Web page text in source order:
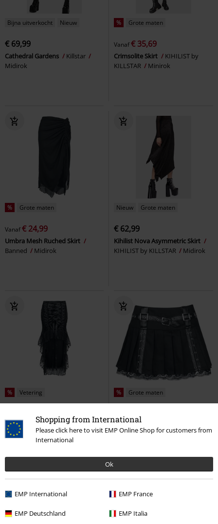
Shopping from International
Please click here to visit EMP Online Shop for customers from
International
Ok
EMP International EMP France
EMP Deutschland EMP Italia
Bijna uitverkocht Nieuw
€ 69,99
Cathedral Gardens
Killstar
Midirok
% Grote maten
Vanaf€ 35,69
Crimsolite Skirt
KIHILIST by
KILLSTAR
Minirok
% Grote maten
Vanaf€ 24,99
Umbra Mesh Ruched Skirt
Banned
Midirok
Nieuw Grote maten
€ 62,99
Kihilist Nova Asymmetric Skirt
KIHILIST by KILLSTAR
Midirok
% Vetering
€ 86,99
Gothic Skirt
Sinister Gothic
Midirok
% Grote maten
Vanaf € 59,49
Aura Mini Skirt
Minirok